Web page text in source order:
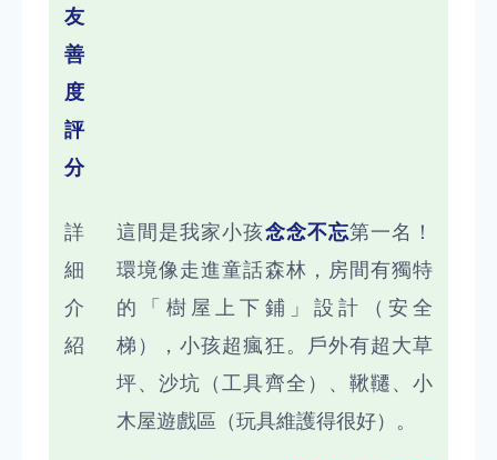
友
善
度
評
分
詳
細
介
紹
這間是我家小孩念念不忘第一名！
環境像走進童話森林，房間有獨特
的「樹屋上下鋪」設計（安全
梯），小孩超瘋狂。戶外有超大草
坪、沙坑（工具齊全）、鞦韆、小
木屋遊戲區（玩具維護得很好）。